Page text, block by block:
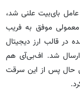
بای‌بیتعلنی شد،
موفق به فریب
در قالب ارز دیجیتال
ارسال شد. اف‌بی‌آی هم
حال پس از این سرقت